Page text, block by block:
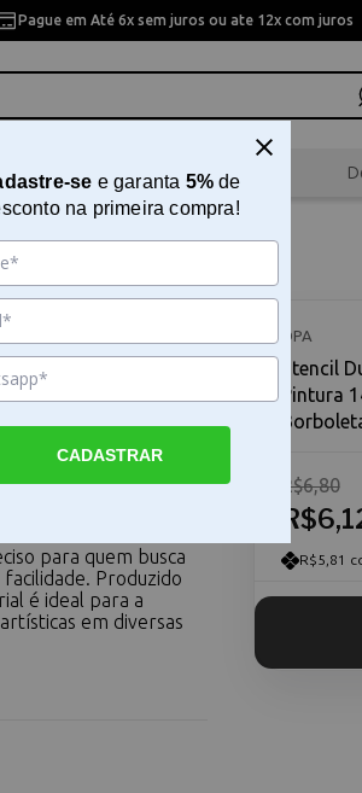
Pague em Até 6x sem juros ou ate 12x com juros
Artesanal Scrapbook
Para Pintura
Love
14x14 cm OPA -
para quem busca
Produzido
é ideal para a
em diversas
OPA
Stencil
Pintura
R$6,80
R$5,81
se e garanta 5%de
na primeira compra!
CADASTRAR